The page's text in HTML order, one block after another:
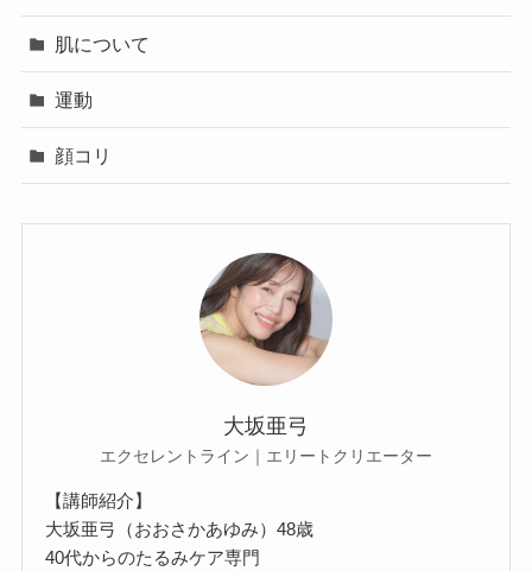
肌について
運動
顔コリ
大坂亜弓
エクセレントライン｜エリートクリエーター
【講師紹介】
大坂亜弓（おおさかあゆみ）48歳
40代からのたるみケア専門